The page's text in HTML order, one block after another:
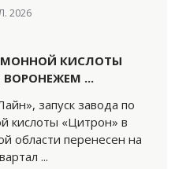
2026
КИСЛОТЫ
...
запуск завода по
кислоты «Цитрон» в
области перенесен на
...